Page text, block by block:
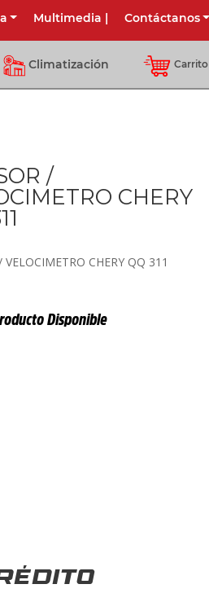
Multimedia | Contáctanos
Climatización Carrito
/
CHERY
VELOCIMETRO CHERY QQ 311
Disponible